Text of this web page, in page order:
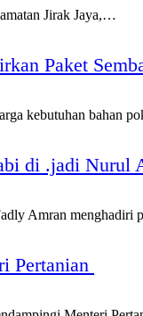
Jirak Jaya,…
Paket
kebutuhan bahan
di .jadi Nurul
Amran menghadiri
Pertanian